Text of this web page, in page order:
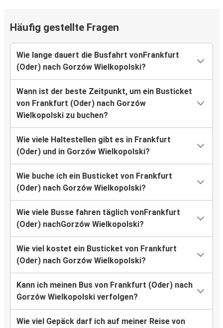
Häufig gestellte Fragen
Wie lange dauert die Busfahrt vonFrankfurt
(Oder) nach Gorzów Wielkopolski?
Wann ist der beste Zeitpunkt, um ein Busticket
von Frankfurt (Oder) nach Gorzów
Wielkopolski zu buchen?
Wie viele Haltestellen gibt es in Frankfurt
(Oder) und in Gorzów Wielkopolski?
Wie buche ich ein Busticket von Frankfurt
(Oder) nach Gorzów Wielkopolski?
Wie viele Busse fahren täglich vonFrankfurt
(Oder) nachGorzów Wielkopolski?
Wie viel kostet ein Busticket von Frankfurt
(Oder) nach Gorzów Wielkopolski?
Kann ich meinen Bus von Frankfurt (Oder) nach
Gorzów Wielkopolski verfolgen?
Wie viel Gepäck darf ich auf meiner Reise von